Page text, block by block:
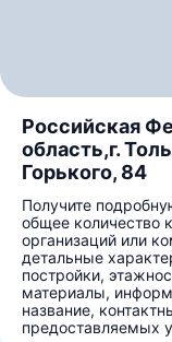
Российская
область,г.
Горького, 84
Получите
общее количество
организаций или
детальные
постройки,
материалы,
название,
предоставляемых